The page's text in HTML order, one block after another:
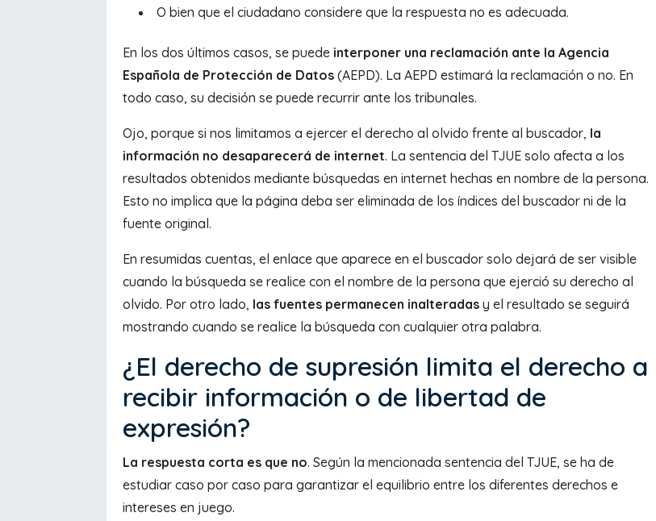
O bien que el ciudadano considere que la respuesta no es adecuada.
En los dos últimos casos, se puede interponer una reclamación ante la Agencia
Española de Protección de Datos (AEPD). La AEPD estimará la reclamación o no. En
todo caso, su decisión se puede recurrir ante los tribunales.
Ojo, porque si nos limitamos a ejercer el derecho al olvido frente al buscador, la
información no desaparecerá de internet. La sentencia del TJUE solo afecta a los
resultados obtenidos mediante búsquedas en internet hechas en nombre de la persona.
Esto no implica que la página deba ser eliminada de los índices del buscador ni de la
fuente original.
En resumidas cuentas, el enlace que aparece en el buscador solo dejará de ser visible
cuando la búsqueda se realice con el nombre de la persona que ejerció su derecho al
olvido. Por otro lado, las fuentes permanecen inalteradas y el resultado se seguirá
mostrando cuando se realice la búsqueda con cualquier otra palabra.
¿El derecho de supresión limita el derecho a
recibir información o de libertad de
expresión?
La respuesta corta es que no. Según la mencionada sentencia del TJUE, se ha de
estudiar caso por caso para garantizar el equilibrio entre los diferentes derechos e
intereses en juego.